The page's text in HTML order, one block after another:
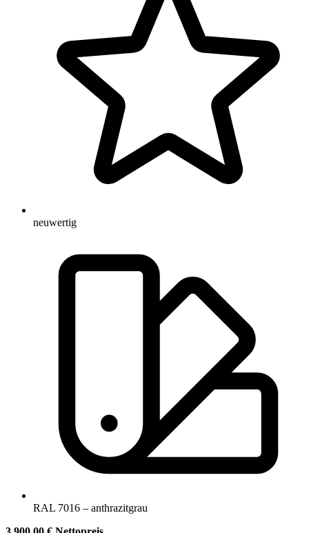
neuwertig
RAL 7016 – anthrazitgrau